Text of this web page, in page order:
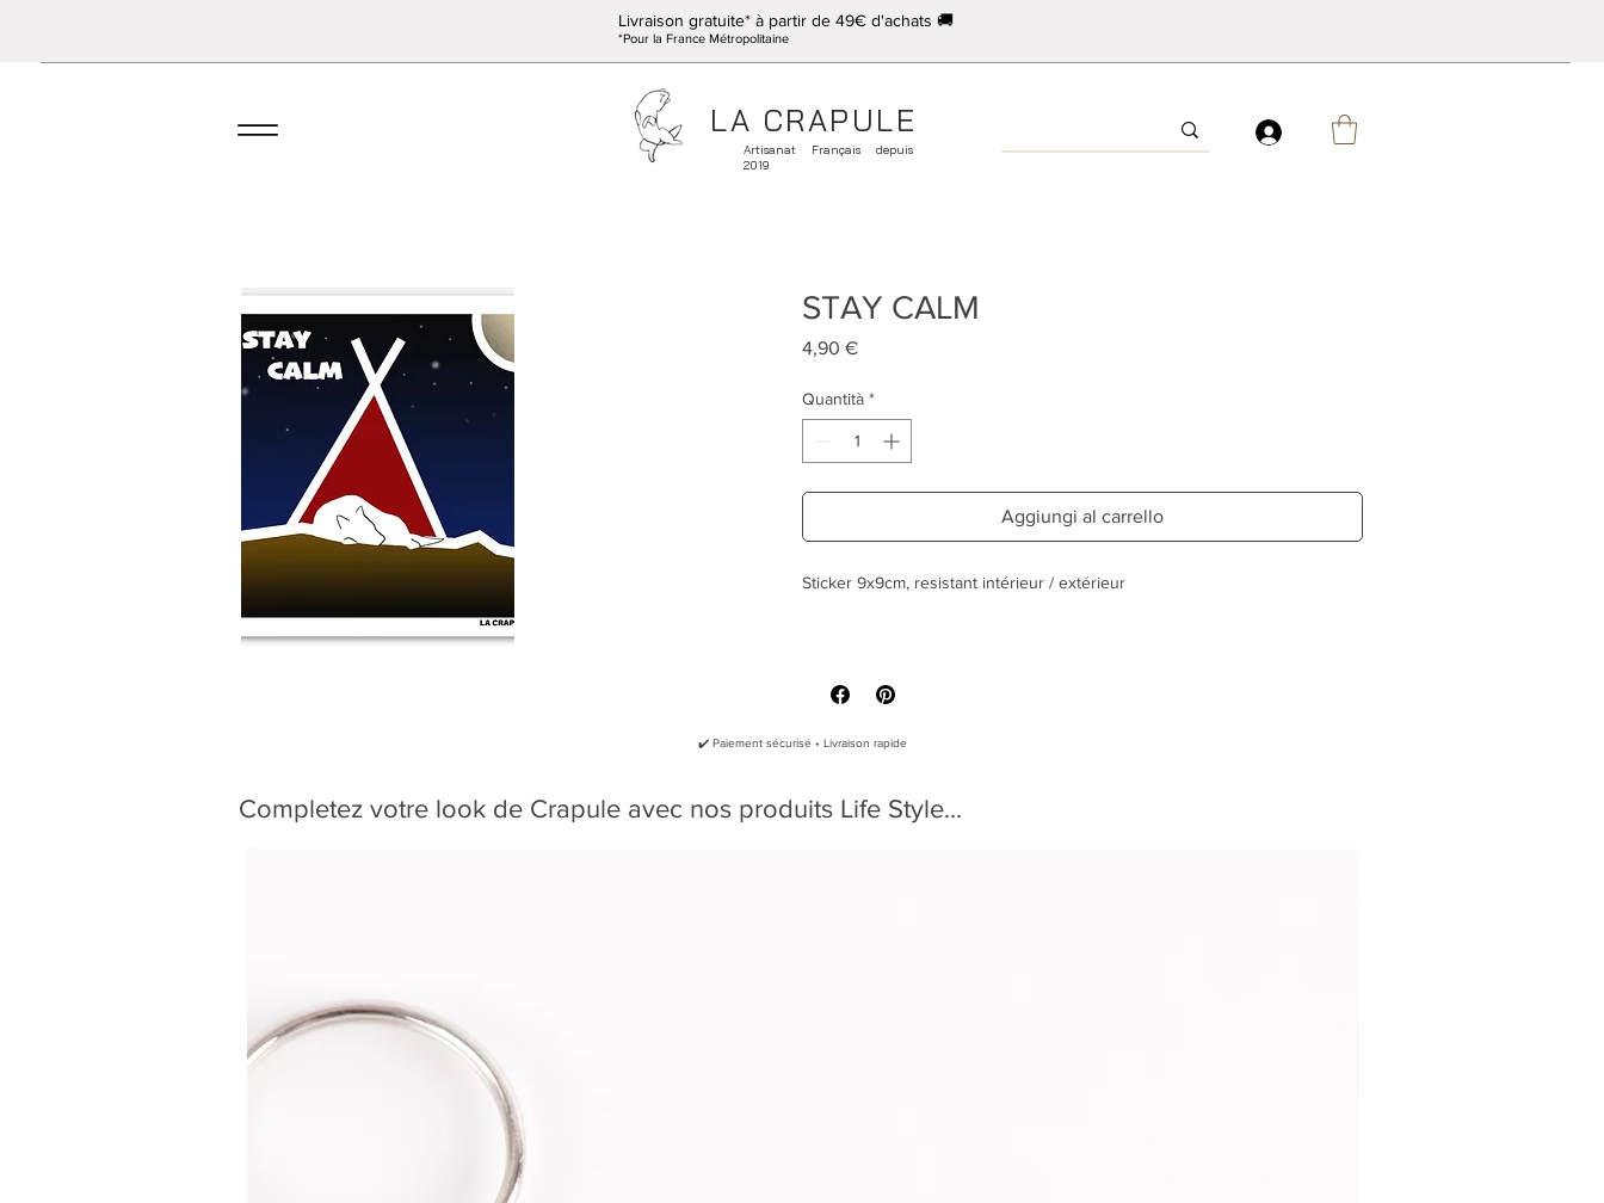
Livraison gratuite* à partir de 49€ d'achats 🚚
*Pour la France Métropolitaine
LA CRAPULE
Artisanat Français depuis
2019
STAY CALM
4,90 €Prezzo
Quantità *
Aggiungi al carrello
Sticker 9x9cm, resistant intérieur / extérieur
✔️ Paiement sécurisé • Livraison rapide
Completez votre look de Crapule avec nos produits Life Style...